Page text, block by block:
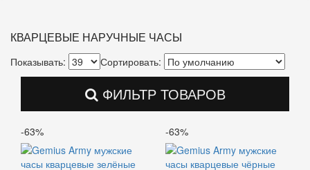
КВАРЦЕВЫЕ НАРУЧНЫЕ ЧАСЫ
Показывать: Сортировать:
ФИЛЬТР ТОВАРОВ
-63% -63%